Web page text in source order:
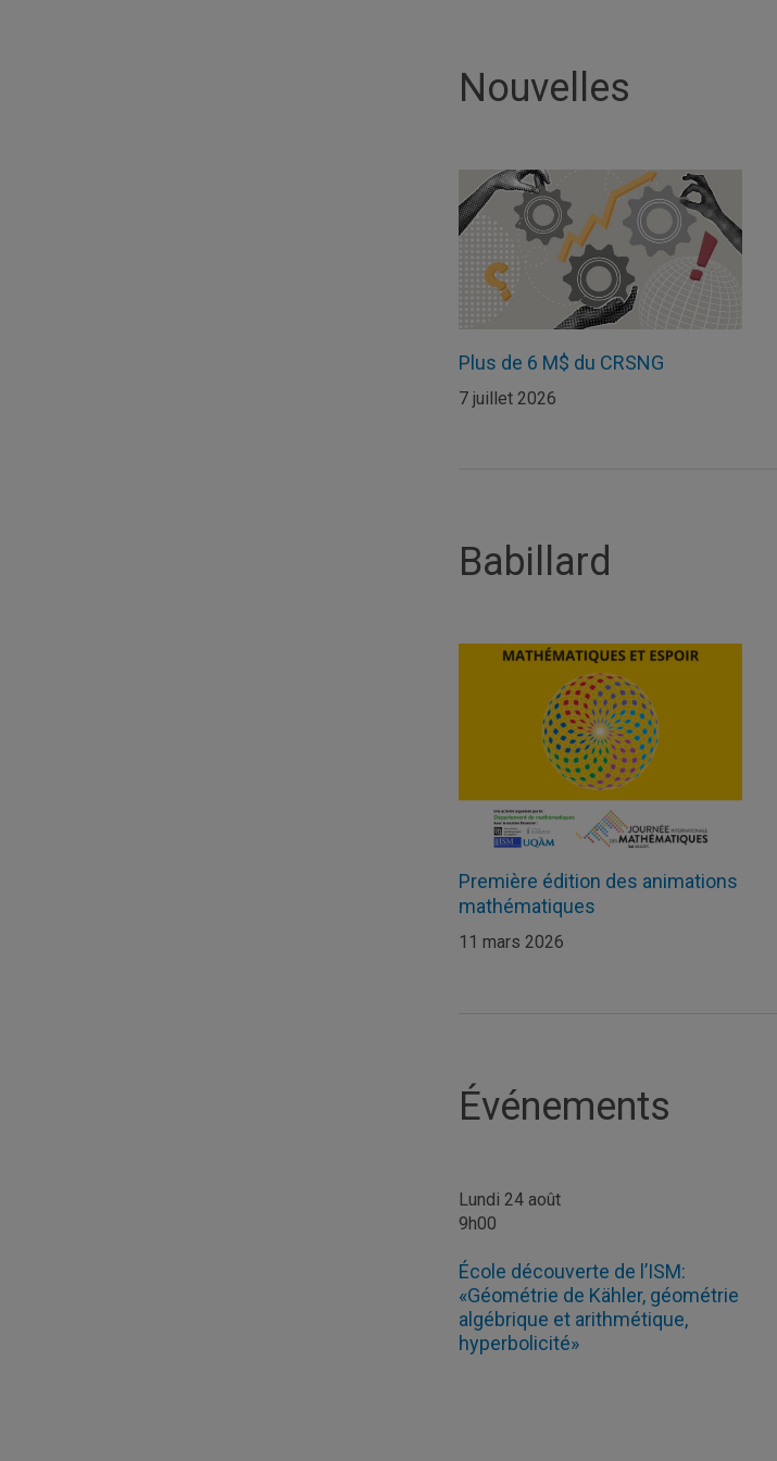
Nouvelles
Plus de 6 M$ du CRSNG
7 juillet 2026
Babillard
Première édition des animations
mathématiques
11 mars 2026
Événements
Lundi 24 août
9h00
École découverte de l’ISM:
«Géométrie de Kähler, géométrie
algébrique et arithmétique,
hyperbolicité»